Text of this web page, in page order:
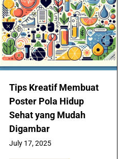
Tips Kreatif Membuat
Poster Pola Hidup
Sehat yang Mudah
Digambar
July 17, 2025